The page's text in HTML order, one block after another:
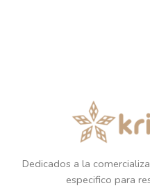
Dedicados a la
especifico para